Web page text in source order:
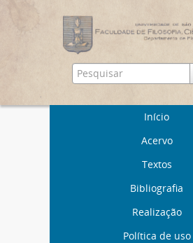
Início
Acervo
Textos
Bibliografia
Realização
Política de uso